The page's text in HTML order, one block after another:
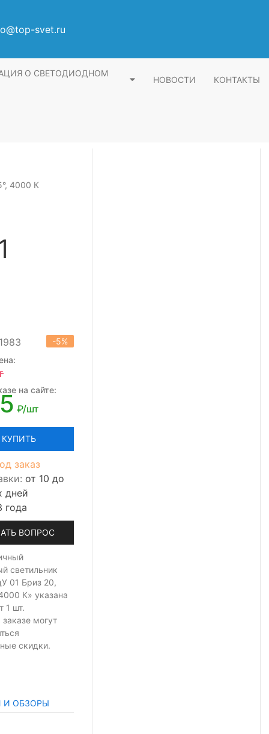
svet.ru
О СВЕТОДИОДНОМ
НОВОСТИ КОНТАКТЫ
4000 К
-5%
на сайте:
₽/шт
КУПИТЬ
заказ
от 10 до
дней
года
ВОПРОС
светильник
01 Бриз 20,
К» указана
1 шт.
могут
скидки.
И ОБЗОРЫ